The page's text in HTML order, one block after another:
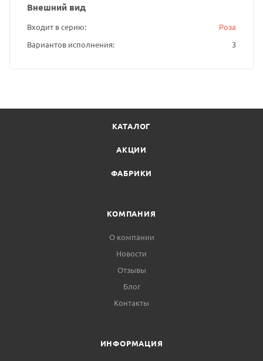
Внешний вид
Входит в серию
Роза
Вариантов исполнения
3
КАТАЛОГ
АКЦИИ
ФАБРИКИ
КОМПАНИЯ
О компании
Новости
Отзывы
Блог
Контакты
ИНФОРМАЦИЯ